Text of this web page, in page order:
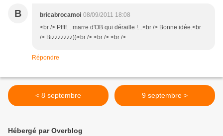
B bricabrocamoi 08/09/2011 18:08
<br /> Pffff... marre d'OB qui déraille !...<br /> Bonne idée.<br
/> Bizzzzzzz))<br /> <br /> <br />
Répondre
< 8 septembre 9 septembre >
Hébergé par Overblog